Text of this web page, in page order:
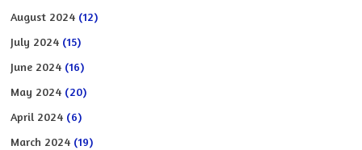
August 2024 (12)
July 2024 (15)
June 2024 (16)
May 2024 (20)
April 2024 (6)
March 2024 (19)